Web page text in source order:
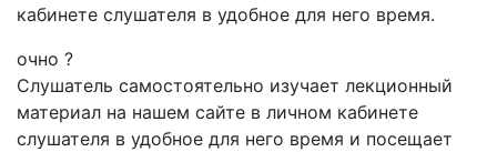
кабинете слушателя в удобное для него время.
очно ?
Слушатель самостоятельно изучает лекционный
материал на нашем сайте в личном кабинете
слушателя в удобное для него время и посещает